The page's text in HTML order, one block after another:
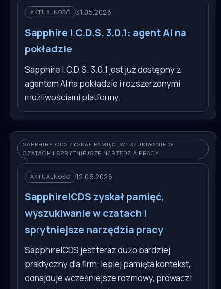
AKTUALNOŚĆ 31.05.2026
Sapphire I.C.D.S. 3.0.1: agent AI na
pokładzie
Sapphire I.C.D.S. 3.0.1 jest już dostępny z
agentem AI na pokładzie i rozszerzonymi
możliwościami platformy.
SAPPHIREICDS ZYSKAŁ PAMIĘĆ, WYSZUKIWANIE W
CZATACH I SPRYTNIEJSZE NARZĘDZIA PRACY
AKTUALNOŚĆ 12.06.2026
SapphireICDS zyskał pamięć,
wyszukiwanie w czatach i
sprytniejsze narzędzia pracy
SapphireICDS jest teraz dużo bardziej
praktyczny dla firm: lepiej pamięta kontekst,
odnajduje wcześniejsze rozmowy, prowadzi